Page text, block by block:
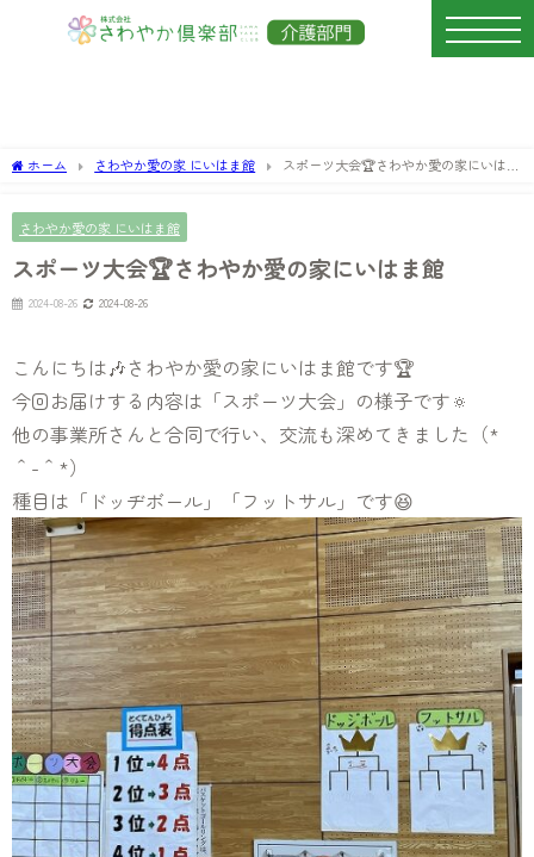
ホーム さわやか愛の家 にいはま館
スポーツ大会🏆さわやか愛の家にいはま
さわやか愛の家 にいはま館
スポーツ大会🏆さわやか愛の家にいはま館
2024-08-26 2024-08-26
こんにちは🎶さわやか愛の家にいはま館です🏆
今回お届けする内容は「スポーツ大会」の様子です🔅
他の事業所さんと合同で行い、交流も深めてきました（*
＾-＾*）
種目は「ドッヂボール」「フットサル」です😆